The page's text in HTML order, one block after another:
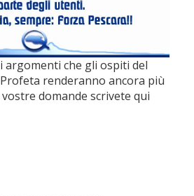
argomenti che gli ospiti del
renderanno ancora più
domande scrivete qui